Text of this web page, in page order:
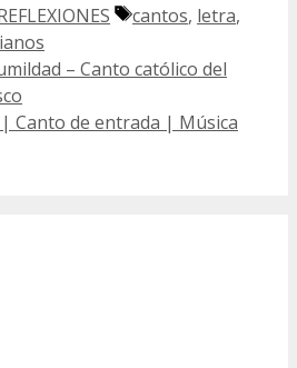
Etiquetas
cantos, letra,
– Canto católico del
Canto de entrada | Música